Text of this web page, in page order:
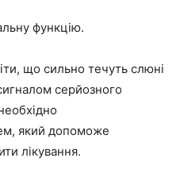
функцію.
що сильно течуть слюні
серйозного
який допоможе
лікування.